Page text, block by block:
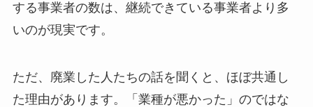
する事業者の数は、継続できている事業者より多
いのが現実です。
ただ、廃業した人たちの話を聞くと、ほぼ共通し
た理由があります。「業種が悪かった」のではな